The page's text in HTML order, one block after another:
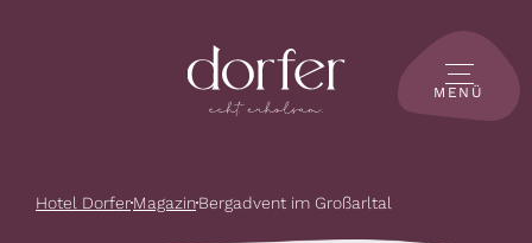
MENÜ
Hotel DorferMagazinBergadvent im Großarltal